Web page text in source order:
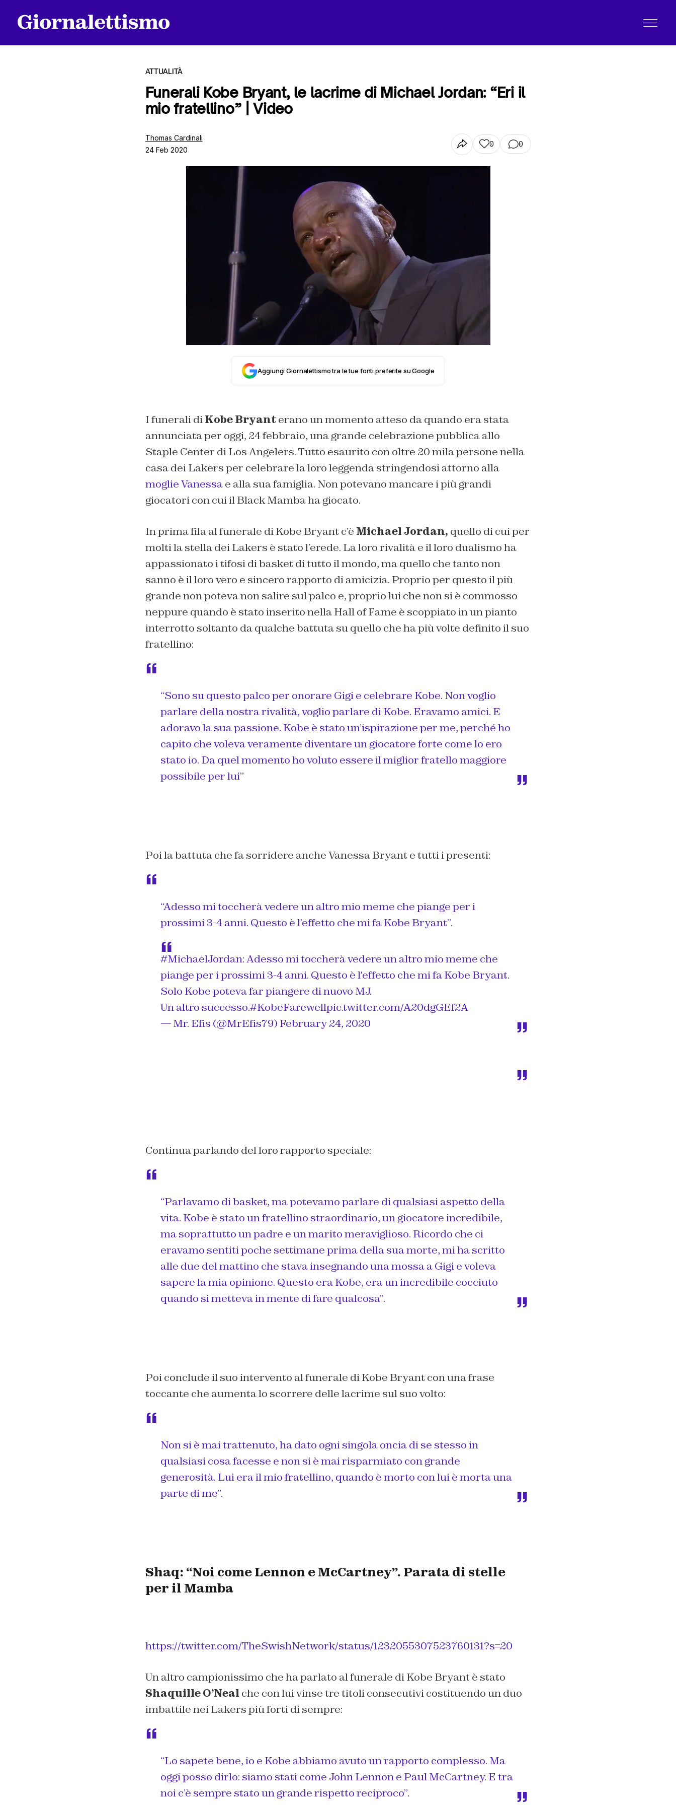
ATTUALITÀ
Funerali Kobe Bryant, le lacrime di Michael Jordan: “Eri il
mio fratellino” | Video
Thomas Cardinali
24 Feb 2020
0 0
Aggiungi Giornalettismo tra le tue fonti preferite su Google
I funerali diKobe Bryant erano un momento atteso da quando era stata
annunciata per oggi, 24 febbraio, una grande celebrazione pubblica allo
Staple Center di Los Angelers. Tutto esaurito con oltre 20 mila persone nella
casa dei Lakers per celebrare la loro leggenda stringendosi attorno alla
moglie Vanessae alla sua famiglia. Non potevano mancare i più grandi
giocatori con cui il Black Mamba ha giocato.
In prima fila al funerale di Kobe Bryant c’è Michael Jordan, quello di cui per
molti la stella dei Lakers è stato l’erede. La loro rivalità e il loro dualismo ha
appassionato i tifosi di basket di tutto il mondo, ma quello che tanto non
sanno è il loro vero e sincero rapporto di amicizia. Proprio per questo il più
grande non poteva non salire sul palco e, proprio lui che non si è commosso
neppure quando è stato inserito nella Hall of Fame è scoppiato in un pianto
interrotto soltanto da qualche battuta su quello che ha più volte definito il suo
fratellino:
“Sono su questo palco per onorare Gigi e celebrare Kobe. Non voglio
parlare della nostra rivalità, voglio parlare di Kobe. Eravamo amici. E
adoravo la sua passione. Kobe è stato un’ispirazione per me, perché ho
capito che voleva veramente diventare un giocatore forte come lo ero
stato io. Da quel momento ho voluto essere il miglior fratello maggiore
possibile per lui”
Poi la battuta che fa sorridere anche Vanessa Bryant e tutti i presenti:
“Adesso mi toccherà vedere un altro mio meme che piange per i
prossimi 3-4 anni. Questo è l’effetto che mi fa Kobe Bryant”.
#MichaelJordan: Adesso mi toccherà vedere un altro mio meme che
piange per i prossimi 3-4 anni. Questo è l'effetto che mi fa Kobe Bryant.
Solo Kobe poteva far piangere di nuovo MJ.
Un altro successo.#KobeFarewellpic.twitter.com/A20dgGEf2A
— Mr. Efis (@MrEfis79) February 24, 2020
Continua parlando del loro rapporto speciale:
“Parlavamo di basket, ma potevamo parlare di qualsiasi aspetto della
vita. Kobe è stato un fratellino straordinario, un giocatore incredibile,
ma soprattutto un padre e un marito meraviglioso. Ricordo che ci
eravamo sentiti poche settimane prima della sua morte, mi ha scritto
alle due del mattino che stava insegnando una mossa a Gigi e voleva
sapere la mia opinione. Questo era Kobe, era un incredibile cocciuto
quando si metteva in mente di fare qualcosa”.
Poi conclude il suo intervento al funerale di Kobe Bryant con una frase
toccante che aumenta lo scorrere delle lacrime sul suo volto:
Non si è mai trattenuto, ha dato ogni singola oncia di se stesso in
qualsiasi cosa facesse e non si è mai risparmiato con grande
generosità. Lui era il mio fratellino, quando è morto con lui è morta una
parte di me”.
Shaq: “Noi come Lennon e McCartney”. Parata di stelle
per il Mamba
https://twitter.com/TheSwishNetwork/status/1232055307523760131?s=20
Un altro campionissimo che ha parlato al funerale di Kobe Bryant è stato
Shaquille O’Neal che con lui vinse tre titoli consecutivi costituendo un duo
imbattile nei Lakers più forti di sempre:
“Lo sapete bene, io e Kobe abbiamo avuto un rapporto complesso. Ma
oggi posso dirlo: siamo stati come John Lennon e Paul McCartney. E tra
noi c’è sempre stato un grande rispetto reciproco”.